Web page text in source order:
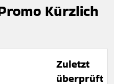
Kürzlich
Zuletzt
überprüft